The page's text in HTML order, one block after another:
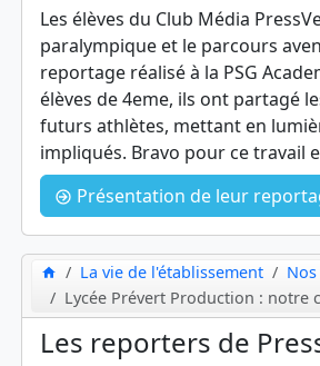
Les élèves du Club Média
paralympique et le parcours
reportage réalisé à la PSG
élèves de 4eme, ils ont partagé
futurs athlètes, mettant en
impliqués. Bravo pour ce travail
Présentation de leur
La vie de l'établissement
Lycée Prévert Production : notre
Les reporters de